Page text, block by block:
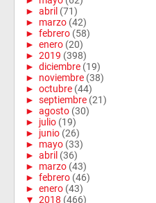
► abril (71)
► marzo (42)
► febrero (58)
► enero (20)
► 2019 (398)
► diciembre (19)
► noviembre (38)
► octubre (44)
► septiembre (21)
► agosto (30)
► julio (19)
► junio (26)
► mayo (33)
► abril (36)
► marzo (43)
► febrero (46)
► enero (43)
▼ 2018 (466)